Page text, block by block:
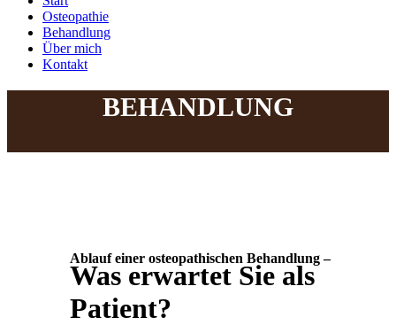
Osteopathie
Behandlung
Über mich
Kontakt
BEHANDLUNG
Ablauf einer osteopathischen Behandlung –
Was erwartet Sie als
Patient?